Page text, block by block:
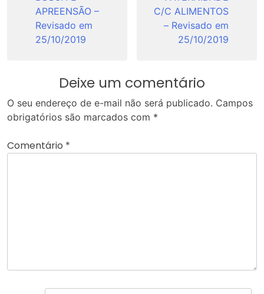
APREENSÃO –
Revisado em
25/10/2019
C/C ALIMENTOS
– Revisado em
25/10/2019
Deixe um comentário
O seu endereço de e-mail não será publicado. Campos
obrigatórios são marcados com *
Comentário *